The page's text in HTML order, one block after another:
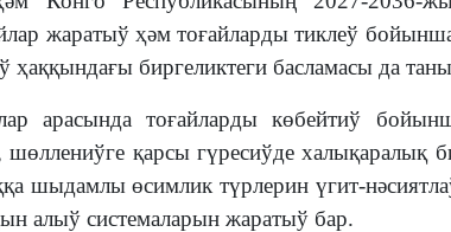
жаратыў ҳәм тоғайларды тиклеў
биргеликтеги басламасы да
арасында тоғайларды көбейтиў
қарсы гүресиўде халықаралық
шыдамлы өсимлик түрлерин үгит-
алыў системаларын жаратыў бар.